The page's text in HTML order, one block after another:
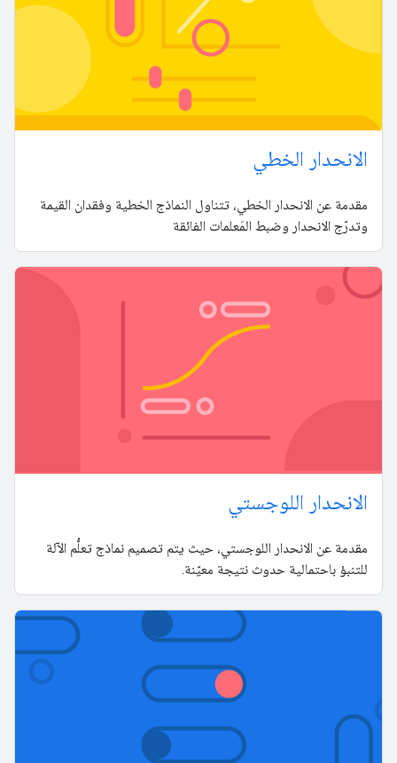
الانحدار الخطي
مقدمة عن الانحدار الخطي، تتناول النماذج الخطية وفقدان القيمة
وتدرّج الانحدار وضبط المَعلمات الفائقة
الانحدار اللوجستي
مقدمة عن الانحدار اللوجستي، حيث يتم تصميم نماذج تعلُّم الآلة
للتنبؤ باحتمالية حدوث نتيجة معيّنة.